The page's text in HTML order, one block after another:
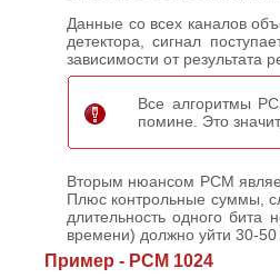
Данные со всех каналов
детектора, сигнал
зависимости от результата
Все алгоритмы
помине. Это
Вторым нюансом PCM
Плюс контрольные суммы,
длительность одного
времени) должно уйти 30-50
Пример - PCM 1024